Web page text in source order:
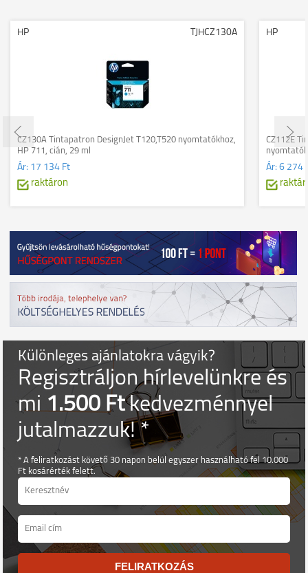
HP TJHCZ130A
CZ130A Tintapatron DesignJet T120,T520 nyomtatókhoz,
HP 711, cián, 29 ml
Ár: 17 134 Ft
raktáron
HP
CZ112E
Ár: 6 274
Különleges ajánlatokra vágyik?
Regisztráljon hírlevelünkre és
mi1.500 Ftkedvezménnyel
jutalmazzuk! *
* A feliratkozást követő 30 napon belül egyszer használható fel 10.000
Ft kosárérték felett.
FELIRATKOZÁS